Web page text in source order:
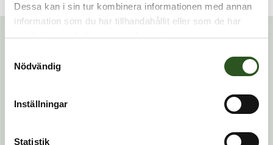
Dessa kan i sin tur kombinera informationen med annan
information som du har tillhandahållit eller som de har
samlat in när du har använt deras tjänster.
Nödvändig
Inställningar
Statistik
Relaterade produkter